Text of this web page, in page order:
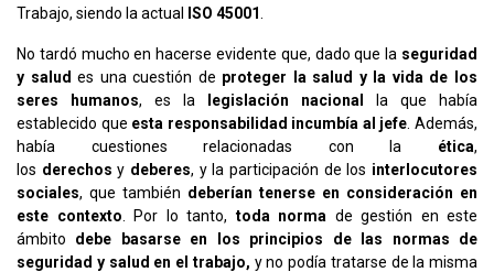
Trabajo, siendo la actual ISO 45001
No tardó mucho en hacerse evidente que, dado que la seguridad
y salud es una cuestión de proteger la salud y la vida de los
seres humanos, es la legislación nacional la que había
establecido que esta responsabilidad incumbía al jefe . Además,
había cuestiones relacionadas con la ética,
los derechos y deberes, y la participación de los interlocutores
sociales, que también deberían tenerse en consideración en
este contexto . Por lo tanto, toda norma de gestión en este
ámbito debe basarse en los principios de las normas de
seguridad y salud en el trabajo, y no podía tratarse de la misma